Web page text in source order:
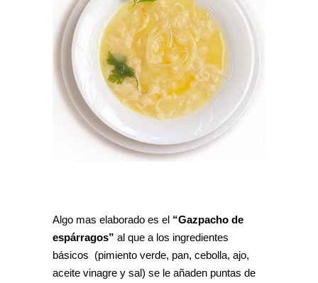
Algo mas elaborado es el “Gazpacho de
espárragos” al que a los ingredientes
básicos (pimiento verde, pan, cebolla, ajo,
aceite vinagre y sal) se le añaden puntas de